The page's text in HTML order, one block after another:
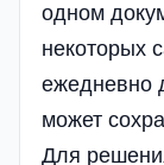
одном
некоторых
ежедневно
может
Для